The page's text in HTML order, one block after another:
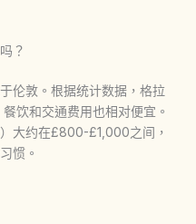
？
伦敦。根据统计数据，格拉
饮和交通费用也相对便宜。
大约在£800-£1,000之间，
惯。